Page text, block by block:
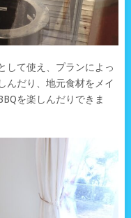
して使え、プランによっ
んだり、地元食材をメイ
を楽しんだりできま